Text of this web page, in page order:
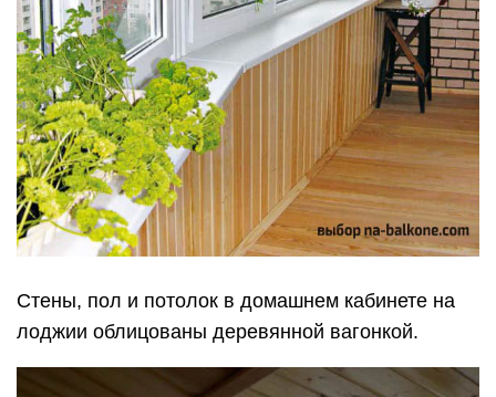
Стены, пол и потолок в домашнем кабинете на
лоджии облицованы деревянной вагонкой.